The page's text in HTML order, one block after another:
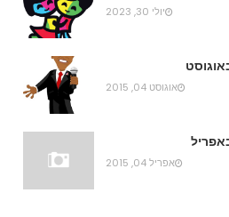
יולי 30, 2023
אוגוסט 04, 2015
אפריל 04, 2015